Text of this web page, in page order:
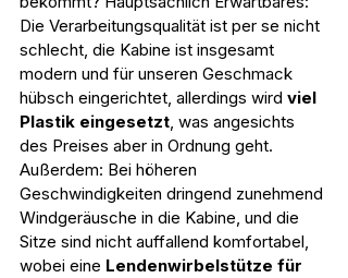
Die Verarbeitungsqualität ist per se nicht
schlecht, die Kabine ist insgesamt
modern und für unseren Geschmack
hübsch eingerichtet, allerdings wird viel
Plastik eingesetzt, was angesichts
des Preises aber in Ordnung geht.
Außerdem: Bei höheren
Geschwindigkeiten dringend zunehmend
Windgeräusche in die Kabine, und die
Sitze sind nicht auffallend komfortabel,
wobei eine Lendenwirbelstütze für